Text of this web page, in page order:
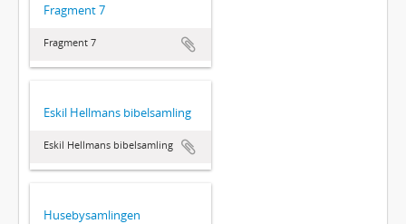
Fragment 7
Fragment 7
Eskil Hellmans bibelsamling
Eskil Hellmans bibelsamling
Husebysamlingen